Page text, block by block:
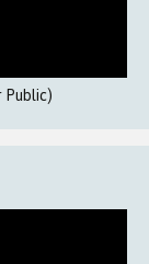
Public)